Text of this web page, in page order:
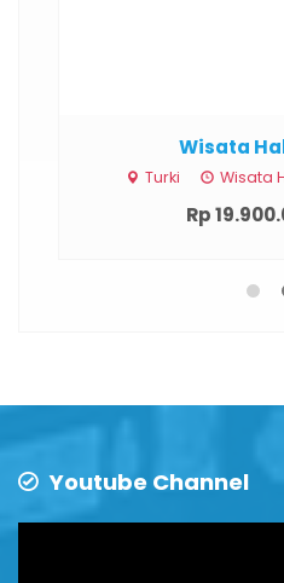
Wisata
Turki Wisata
Rp
Youtube Channel